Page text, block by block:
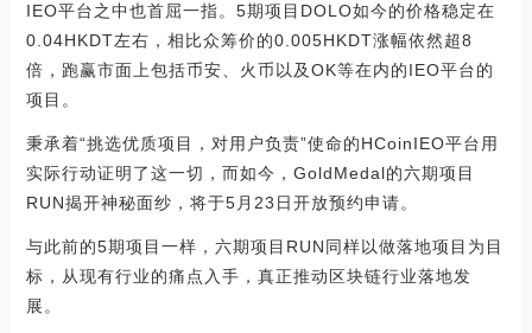
IEO平台之中也首屈一指。5期项目DOLO如今的价格稳定在
0.04HKDT左右，相比众筹价的0.005HKDT涨幅依然超8
倍，跑赢市面上包括币安、火币以及OK等在内的IEO平台的
项目。
秉承着“挑选优质项目，对用户负责”使命的HCoinIEO平台用
实际行动证明了这一切，而如今，GoldMedal的六期项目
RUN揭开神秘面纱，将于5月23日开放预约申请。
与此前的5期项目一样，六期项目RUN同样以做落地项目为目
标，从现有行业的痛点入手，真正推动区块链行业落地发
展。